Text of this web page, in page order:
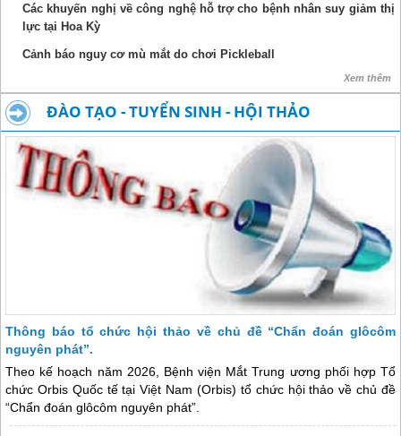
Các khuyến nghị về công nghệ hỗ trợ cho bệnh nhân suy giảm thị
lực tại Hoa Kỳ
Cảnh báo nguy cơ mù mắt do chơi Pickleball
Xem thêm
ĐÀO TẠO - TUYỂN SINH - HỘI THẢO
Thông báo tổ chức hội thảo về chủ đề “Chẩn đoán glôcôm
nguyên phát”.
Theo kế hoạch năm 2026, Bệnh viện Mắt Trung ương phối hợp Tổ
chức Orbis Quốc tế tại Việt Nam (Orbis) tổ chức hội thảo về chủ đề
“Chẩn đoán glôcôm nguyên phát”.